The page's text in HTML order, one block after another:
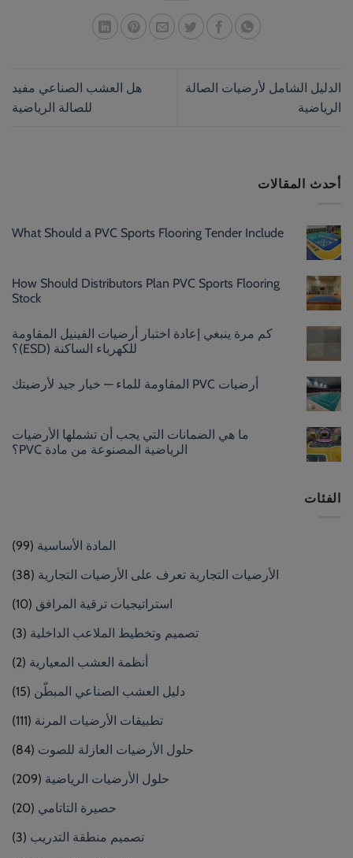
الدليل الشامل لأرضيات الصالة
الرياضية
هل العشب الصناعي مفيد
للصالة الرياضية
أحدث المقالات
What Should a PVC Sports Flooring Tender Include
How Should Distributors Plan PVC Sports Flooring
Stock
كم مرة ينبغي إعادة اختبار أرضيات الفينيل المقاومة
للكهرباء الساكنة (ESD)؟
أرضيات PVC المقاومة للماء — خيار جيد لأرضيتك
ما هي الضمانات التي يجب أن تشملها الأرضيات
الرياضية المصنوعة من مادة PVC؟
الفئات
المادة الأساسية (99)
الأرضيات التجارية تعرف على الأرضيات التجارية (38)
استراتيجيات ترقية المرافق (10)
تصميم وتخطيط الملاعب الداخلية (3)
أنظمة العشب المعيارية (2)
دليل العشب الصناعي المبطّن (15)
تطبيقات الأرضيات المرنة (111)
حلول الأرضيات العازلة للصوت (84)
حلول الأرضيات الرياضية (209)
حصيرة التاتامي (20)
تصميم منطقة التدريب (3)